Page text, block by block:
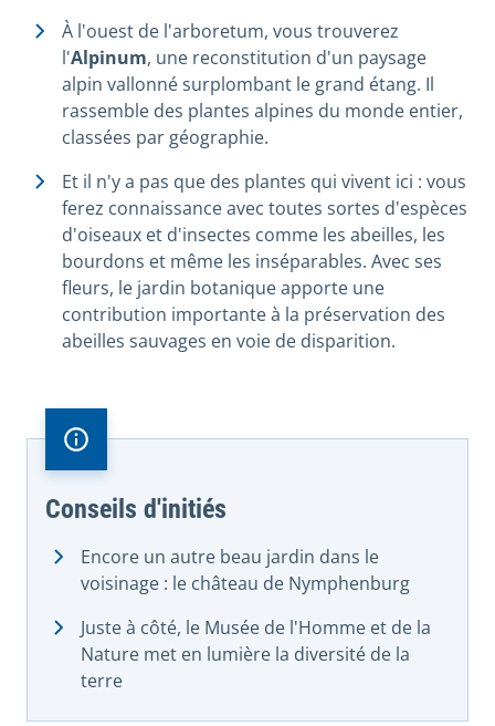
À l'ouest de l'arboretum, vous trouverez
l'Alpinum, une reconstitution d'un paysage
alpin vallonné surplombant le grand étang. Il
rassemble des plantes alpines du monde entier,
classées par géographie.
Et il n'y a pas que des plantes qui vivent ici : vous
ferez connaissance avec toutes sortes d'espèces
d'oiseaux et d'insectes comme les abeilles, les
bourdons et même les inséparables. Avec ses
fleurs, le jardin botanique apporte une
contribution importante à la préservation des
abeilles sauvages en voie de disparition.
Conseils d'initiés
Encore un autre beau jardin dans le
voisinage : le château de Nymphenburg
Juste à côté, le Musée de l'Homme et de la
Nature met en lumière la diversité de la
terre